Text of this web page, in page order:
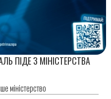
ПІДЕ З МІНІСТЕРСТВА
міністерство